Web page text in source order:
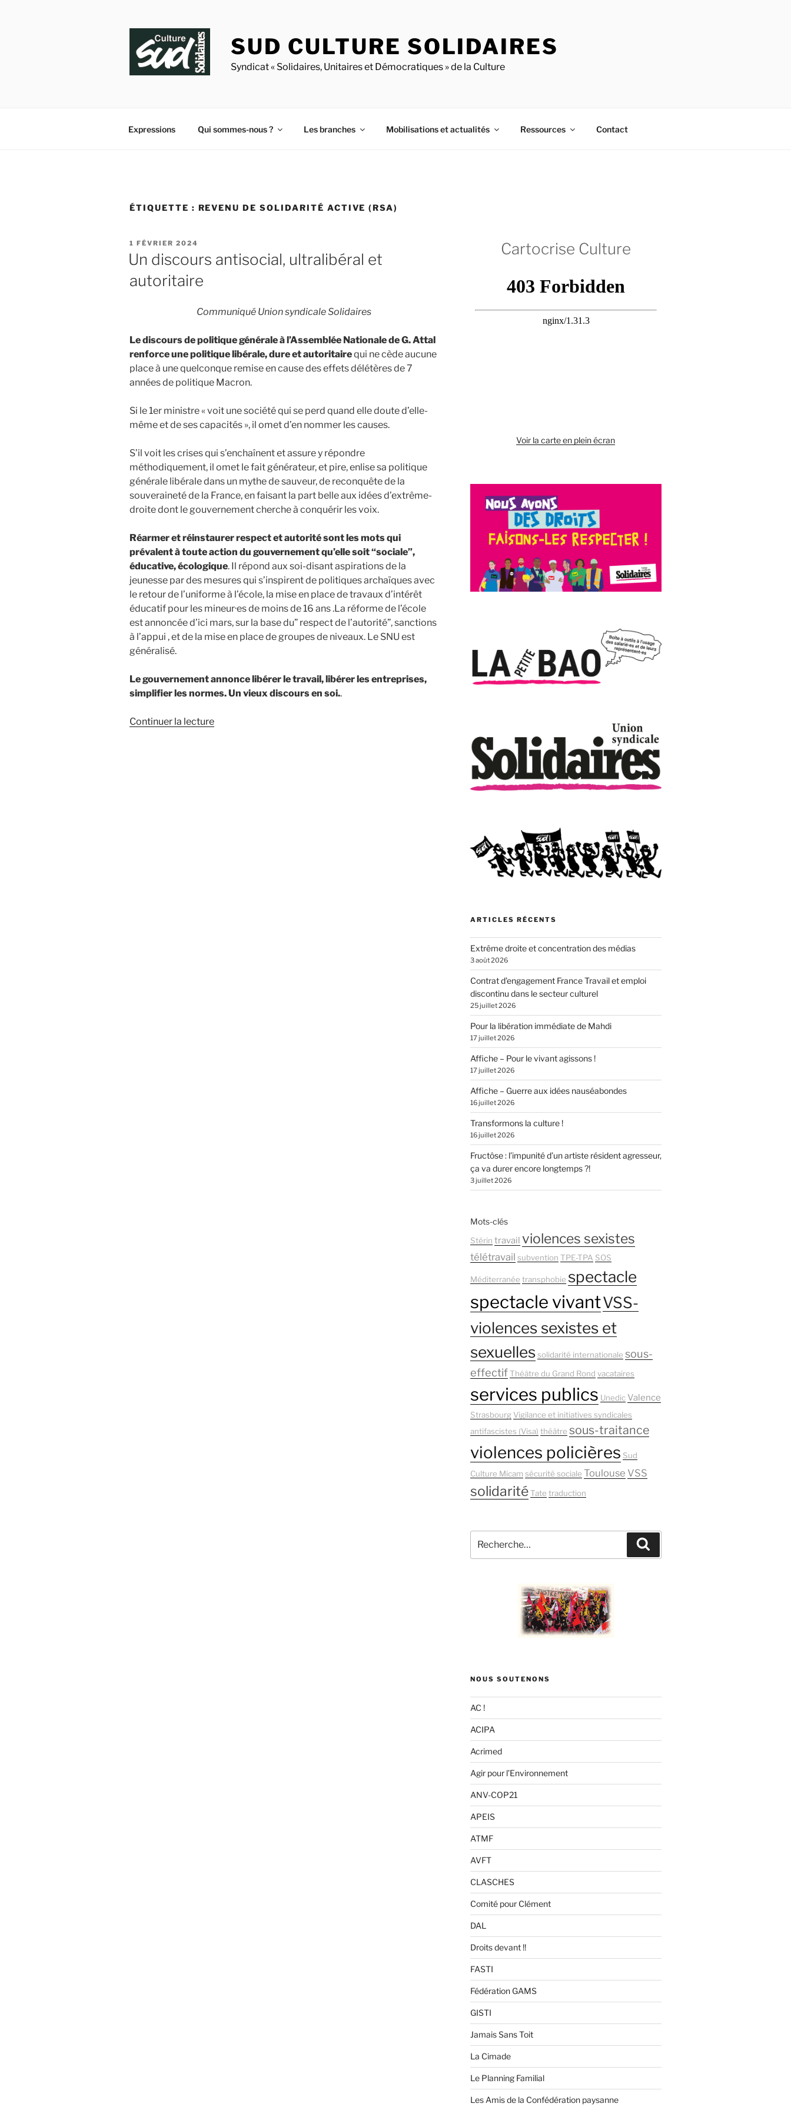
SUD CULTURE SOLIDAIRES
Syndicat « Solidaires, Unitaires et Démocratiques » de la Culture
Expressions Qui sommes-nous ? Les branches Mobilisations et actualités Ressources Contact
ÉTIQUETTE : REVENU DE SOLIDARITÉ ACTIVE (RSA)
PUBLIÉ
LE
1 FÉVRIER 2024
Un discours antisocial, ultralibéral et
autoritaire
Communiqué Union syndicale Solidaires
Le discours de politique générale à l’Assemblée Nationale de G. Attal
renforce une politique libérale, dure et autoritairequi ne cède aucune
place à une quelconque remise en cause des effets délétères de 7
années de politique Macron.
Si le 1er ministre « voit une société qui se perd quand elle doute d’elle-
même et de ses capacités », il omet d’en nommer les causes.
S’il voit les crises qui s’enchaînent et assure y répondre
méthodiquement, il omet le fait générateur, et pire, enlise sa politique
générale libérale dans un mythe de sauveur, de reconquête de la
souveraineté de la France, en faisant la part belle aux idées d’extrême-
droite dont le gouvernement cherche à conquérir les voix.
Réarmer et réinstaurer respect et autorité sont les mots qui
prévalent à toute action du gouvernement qu’elle soit “sociale”,
éducative, écologique. Il répond aux soi-disant aspirations de la
jeunesse par des mesures qui s’inspirent de politiques archaïques avec
le retour de l’uniforme à l’école, la mise en place de travaux d’intérêt
éducatif pour les mineur·es de moins de 16 ans .La réforme de l’école
est annoncée d’ici mars, sur la base du” respect de l’autorité”, sanctions
à l’appui , et de la mise en place de groupes de niveaux. Le SNU est
généralisé.
Le gouvernement annonce libérer le travail, libérer les entreprises,
simplifier les normes. Un vieux discours en soi..
Continuer la lecturede
Cartocrise Culture
Voir la carte en plein écran
ARTICLES RÉCENTS
Extrême droite et concentration des médias
3 août 2026
Contrat d’engagement France Travail et emploi
discontinu dans le secteur culturel
25 juillet 2026
Pour la libération immédiate de Mahdi
17 juillet 2026
Affiche – Pour le vivant agissons !
17 juillet 2026
Affiche – Guerre aux idées nauséabondes
16 juillet 2026
Transformons la culture !
16 juillet 2026
Fructôse : l’impunité d’un artiste résident agresseur,
ça va durer encore longtemps ?!
3 juillet 2026
Mots-clés
Stérin travail violences sexistes
télétravail subvention TPE-TPA SOS
Méditerranée transphobie spectacle
spectacle vivantVSS-
violences sexistes et
sexuelles solidarité internationale sous-
effectif Théâtre du Grand Rond vacataires
services publics Unedic Valence
Strasbourg Vigilance et initiatives syndicales
antifascistes (Visa) théâtre sous-traitance
violences policières Sud
Culture Micam sécurité sociale Toulouse VSS
solidarité Tate traduction
pour
:
NOUS SOUTENONS
AC !
ACIPA
Acrimed
Agir pour l’Environnement
ANV-COP21
APEIS
ATMF
AVFT
CLASCHES
Comité pour Clément
DAL
Droits devant !!
FASTI
Fédération GAMS
GISTI
Jamais Sans Toit
La Cimade
Le Planning Familial
Les Amis de la Confédération paysanne